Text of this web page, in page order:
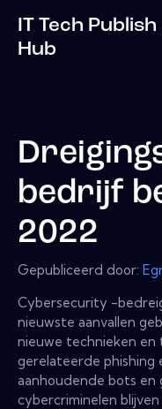
IT Tech Publish
Hub
bedrijf
2022
Gepubliceerd door:
Cybersecurity -
nieuwste aanvallen
nieuwe technieken en
gerelateerde phishing
aanhoudende bots en
cybercriminelen